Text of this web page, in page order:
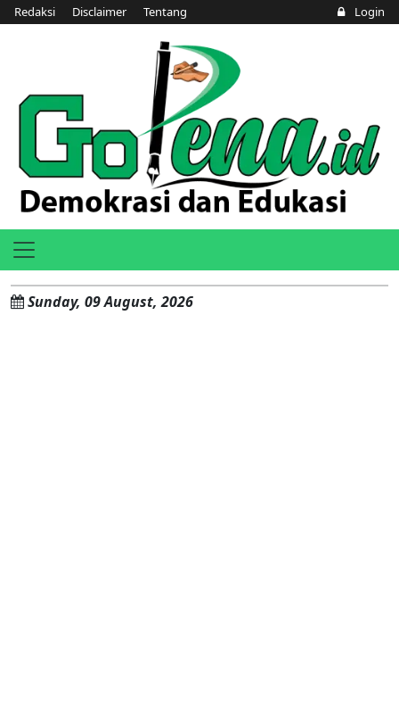
Redaksi Disclaimer Tentang Login
Sunday, 09 August, 2026